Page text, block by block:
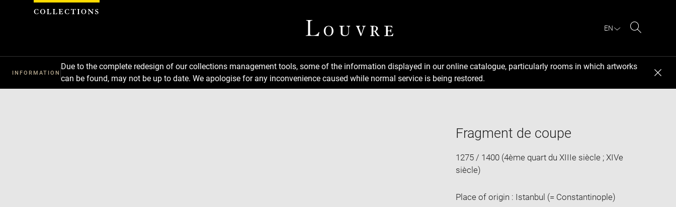
EN
INFORMATION
Due to the complete redesign of our collections management tools, some of the information displayed in our online catalogue, particularly rooms in which artworks
can be found, may not be up to date. We apologise for any inconvenience caused while normal service is being restored.
Fragment de coupe
1275 / 1400 (4ème quart du XIIIe siècle ; XIVe
siècle)
Place of origin : Istanbul (= Constantinople)
Cookies management panel